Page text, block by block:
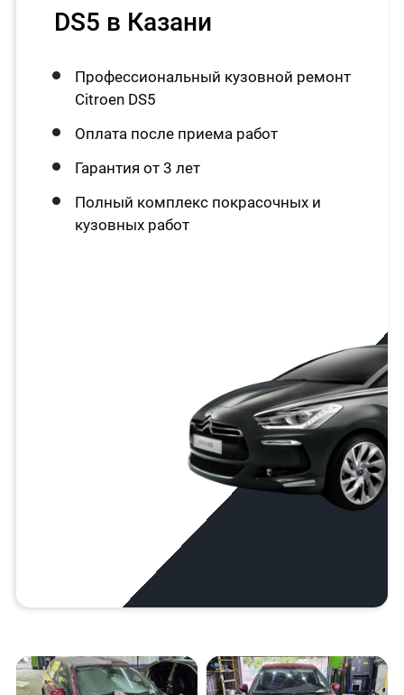
DS5 в Казани
Профессиональный кузовной ремонт
Citroen DS5
Оплата после приема работ
Гарантия от 3 лет
Полный комплекс покрасочных и
кузовных работ